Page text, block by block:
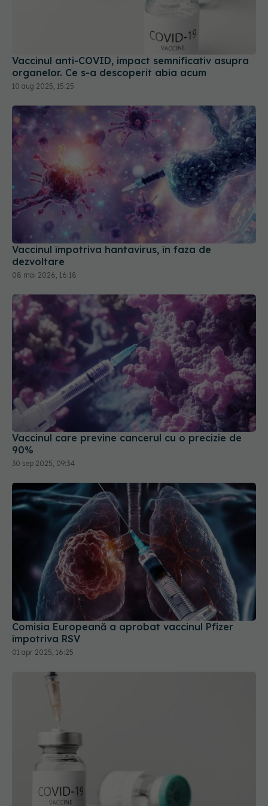
Vaccinul anti-COVID, impact semnificativ asupra
organelor. Ce s-a descoperit abia acum
10 aug 2025, 15:25
Vaccinul împotriva hantavirus, în faza de
dezvoltare
08 mai 2026, 16:18
Vaccinul care previne cancerul cu o precizie de
90%
30 sep 2025, 09:34
Comisia Europeană a aprobat vaccinul Pfizer
împotriva RSV
01 apr 2025, 16:25